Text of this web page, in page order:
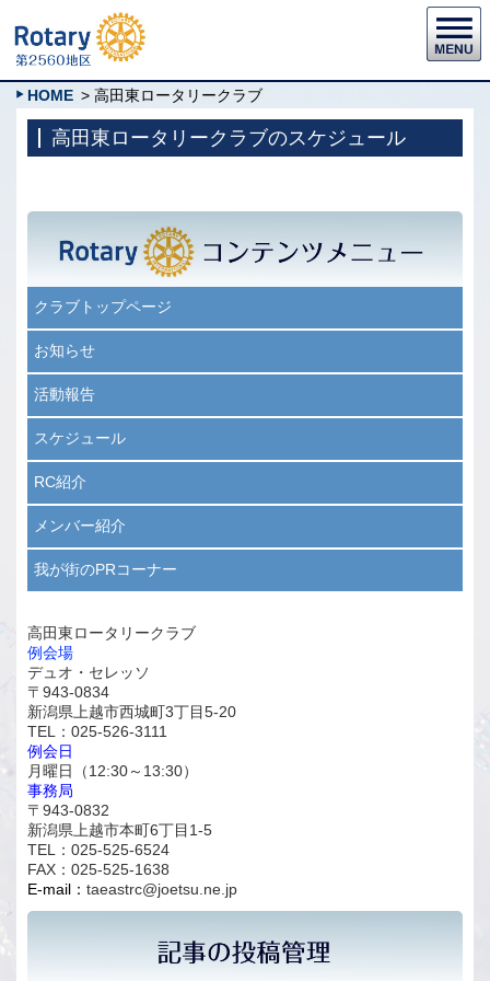
HOME > 高田東ロータリークラブ
クラブトップページ
お知らせ
活動報告
スケジュール
RC紹介
メンバー紹介
我が街のPRコーナー
高田東ロータリークラブ
例会場
デュオ・セレッソ
〒943-0834
新潟県上越市西城町3丁目5-20
TEL：025-526-3111
例会日
月曜日（12:30～13:30）
事務局
〒943-0832
新潟県上越市本町6丁目1-5
TEL：025-525-6524
FAX：025-525-1638
E-mail： taeastrc@joetsu.ne.jp
高田東ロータリークラブのスケジュール